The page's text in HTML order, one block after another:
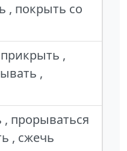
, покрыть со
,
,
прорываться
, сжечь